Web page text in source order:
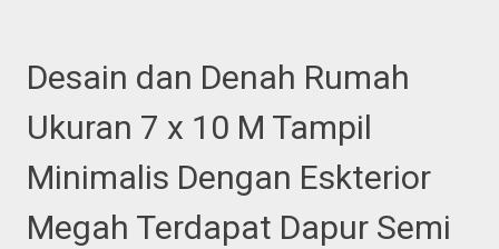
Desain dan Denah Rumah
Ukuran 7 x 10 M Tampil
Minimalis Dengan Eskterior
Megah Terdapat Dapur Semi